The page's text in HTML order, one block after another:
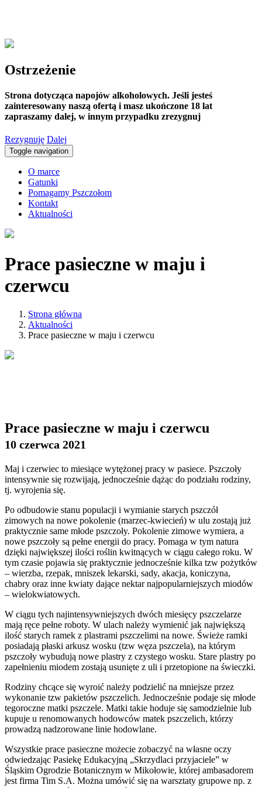
Ostrzeżenie
Strona dotycząca napojów alkoholowych. Jeśli jesteś
zainteresowany naszą ofertą i masz ukończone 18 lat
zapraszamy dalej, w innym przypadku zrezygnuj
Rezygnuję Dalej
Toggle navigation
O marce
Gatunki
Pomagamy Pszczołom
Kontakt
Aktualności
Prace pasieczne w maju i
czerwcu
Strona główna
Aktualności
Prace pasieczne w maju i czerwcu
Prace pasieczne w maju i czerwcu
10 czerwca 2021
Maj i czerwiec to miesiące wytężonej pracy w pasiece. Pszczoły
intensywnie się rozwijają, jednocześnie dążąc do podziału rodziny,
tj. wyrojenia się.
Po odbudowie stanu populacji i wymianie starych pszczół
zimowych na nowe pokolenie (marzec-kwiecień) w ulu zostają już
praktycznie same młode pszczoły. Pokolenie zimowe wymiera, a
nowe pszczoły są pełne energii do pracy. Pomaga w tym natura
dzięki największej ilości roślin kwitnących w ciągu całego roku. W
tym czasie pojawia się praktycznie jednocześnie kilka tzw pożytków
– wierzba, rzepak, mniszek lekarski, sady, akacja, koniczyna,
chabry oraz inne kwiaty dające nektar najpopularniejszych miodów
– wielokwiatowych.
W ciągu tych najintensywniejszych dwóch miesięcy pszczelarze
mają ręce pełne roboty. W ulach należy wymienić jak największą
ilość starych ramek z plastrami pszczelimi na nowe. Świeże ramki
posiadają płaski arkusz wosku (tzw węza pszczela), na którym
pszczoły wybudują nowe plastry z czystego wosku. Stare plastry po
zapełnieniu miodem zostają usunięte z uli i przetopione na świeczki.
Rodziny chcące się wyroić należy podzielić na mniejsze przez
wykonanie tzw pakietów pszczelich. Jednocześnie podaje się młode
tegoroczne matki pszczele. Matki takie hoduje się samodzielnie lub
kupuje u renomowanych hodowców matek pszczelich, którzy
prowadzą nadzorowane linie hodowlane.
Wszystkie prace pasieczne możecie zobaczyć na własne oczy
odwiedzając Pasiekę Edukacyjną „Skrzydlaci przyjaciele” w
Śląskim Ogrodzie Botanicznym w Mikołowie, której ambasadorem
jest firma Tim S.A. Można umówić się na warsztaty grupowe np. z